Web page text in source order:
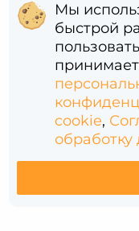
Мы
быстрой
cookie,